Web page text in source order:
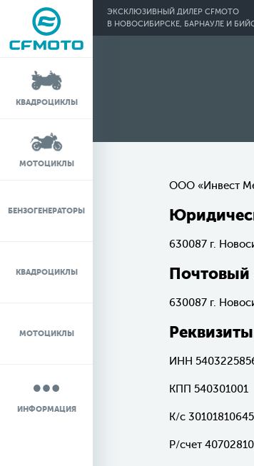
ЭКСКЛЮЗИВНЫЙ ДИЛЕР CFMOTO
В НОВОСИБИРСКЕ, БАРНАУЛЕ И
КВАДРОЦИКЛЫ
МОТОЦИКЛЫ
БЕНЗОГЕНЕРАТОРЫ
КВАДРОЦИКЛЫ
МОТОЦИКЛЫ
ИНФОРМАЦИЯ
0%
IN
ООО «Инвест
630087 г.
Почтовый
630087 г.
ИНН
КПП 540301001
К/c
Р/счет